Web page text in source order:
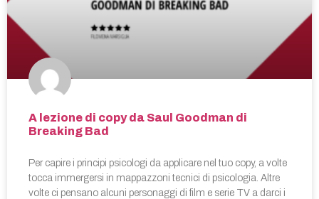
A lezione di copy da Saul Goodman di
Breaking Bad
Per capire i principi psicologi da applicare nel tuo copy, a volte
tocca immergersi in mappazzoni tecnici di psicologia. Altre
volte ci pensano alcuni personaggi di film e serie TV a darci i